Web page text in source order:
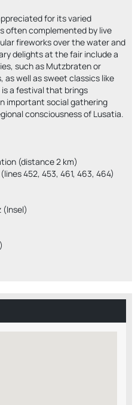
for its varied
often complemented by live
fireworks over the water and
delights at the fair include a
such as Mutzbraten or
as well as sweet classics like
a festival that brings
important social gathering
consciousness of Lusatia.
(distance 2 km)
452, 453, 461, 463, 464)
(Insel)